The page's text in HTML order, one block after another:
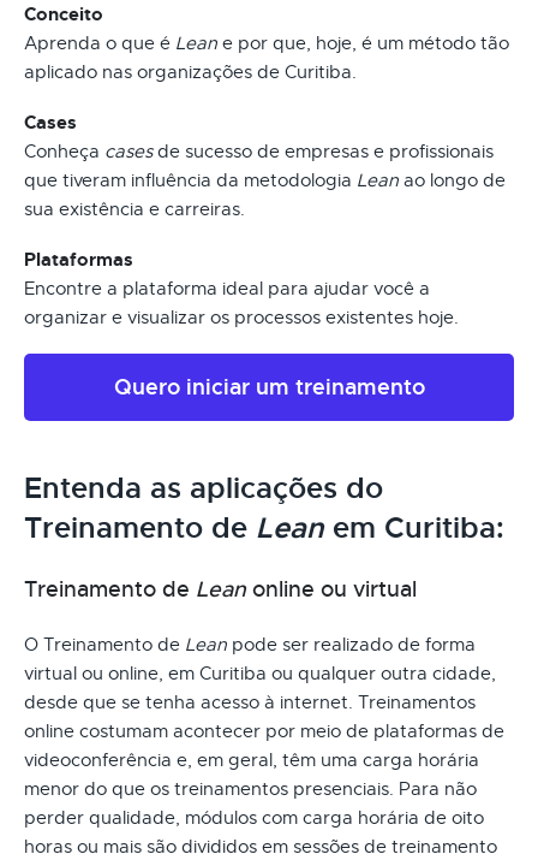
Conceito
Aprenda o que é Lean e por que, hoje, é um método tão
aplicado nas organizações de Curitiba.
Cases
Conheça casesde sucesso de empresas e profissionais
que tiveram influência da metodologia Lean ao longo de
sua existência e carreiras.
Plataformas
Encontre a plataforma ideal para ajudar você a
organizar e visualizar os processos existentes hoje.
Quero iniciar um treinamento
Entenda as aplicações do
Treinamento de Leanem Curitiba:
Treinamento de Lean online ou virtual
O Treinamento de Lean pode ser realizado de forma
virtual ou online, em Curitiba ou qualquer outra cidade,
desde que se tenha acesso à internet. Treinamentos
online costumam acontecer por meio de plataformas de
videoconferência e, em geral, têm uma carga horária
menor do que os treinamentos presenciais. Para não
perder qualidade, módulos com carga horária de oito
horas ou mais são divididos em sessões de treinamento